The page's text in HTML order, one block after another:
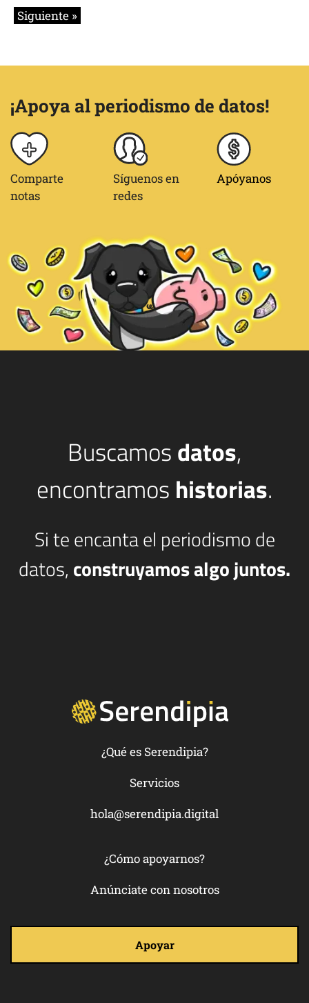
Siguiente »
¡Apoya al periodismo de datos!
Comparte
notas
Síguenos en
redes
Apóyanos
Buscamosdatos,
encontramos historias.
Si te encanta el periodismo de
datos, construyamos algo juntos.
¿Qué es Serendipia?
Servicios
hola@serendipia.digital
¿Cómo apoyarnos?
Anúnciate con nosotros
Apoyar